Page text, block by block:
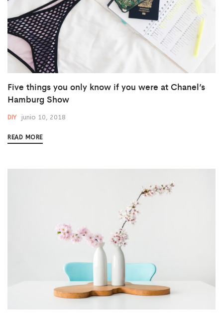
Five things you only know if you were at Chanel’s
Hamburg Show
DIY junio 10, 2018
READ MORE